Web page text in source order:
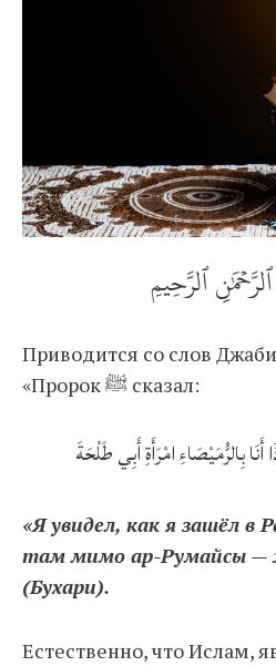
ٱلرَّحِيمِ
Приводится со слов
«Пророк ﷺ сказал:
بِالرُّمَيْصَاءِ امْرَأَةِ أَبِي طَلْحَةَ
«Я увидел, как я зашёл в
там мимо ар-Румайсы —
(Бухари).
Естественно, что Ислам,